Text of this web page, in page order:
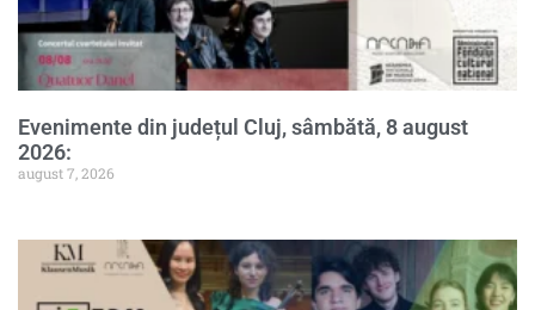
Evenimente din județul Cluj, sâmbătă, 8 august
2026:
august 7, 2026